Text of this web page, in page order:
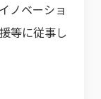
ノベーショ
等に従事し